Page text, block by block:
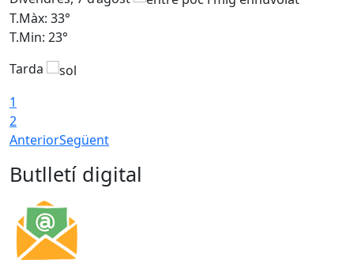
T.Màx: 33°
T.Min: 23°
Tarda
1
2
AnteriorSegüent
Butlletí digital